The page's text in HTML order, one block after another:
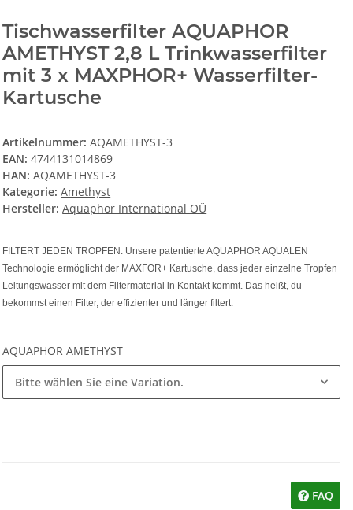
Tischwasserfilter AQUAPHOR
AMETHYST 2,8 L Trinkwasserfilter
mit 3 x MAXPHOR+ Wasserfilter-
Kartusche
Artikelnummer:AQAMETHYST-3
EAN: 4744131014869
HAN: AQAMETHYST-3
Kategorie:Amethyst
Hersteller: Aquaphor International OÜ
FILTERT JEDEN TROPFEN: Unsere patentierte AQUAPHOR AQUALEN
Technologie ermöglicht der MAXFOR+ Kartusche, dass jeder einzelne Tropfen
Leitungswasser mit dem Filtermaterial in Kontakt kommt. Das heißt, du
bekommst einen Filter, der effizienter und länger filtert.
AQUAPHOR AMETHYST
Bitte wählen Sie eine Variation.
FAQ